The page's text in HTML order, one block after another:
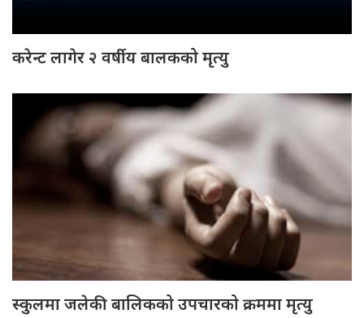
करेन्ट लागेर २ वर्षीय बालकको मृत्यु
स्कुलमा जलेकी बालिकको उपचारको क्रममा मृत्यु